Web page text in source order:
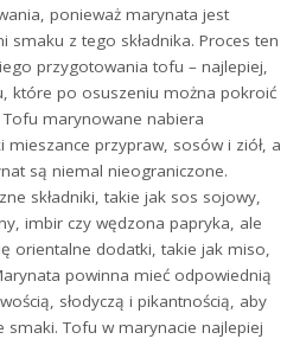
ponieważ marynata jest
smaku z tego składnika. Proces ten
przygotowania tofu – najlepiej,
które po osuszeniu można pokroić
marynowane nabiera
mieszance przypraw, sosów i ziół, a
są niemal nieograniczone.
składniki, takie jak sos sojowy,
imbir czy wędzona papryka, ale
orientalne dodatki, takie jak miso,
powinna mieć odpowiednią
słodyczą i pikantnością, aby
smaki. Tofu w marynacie najlepiej